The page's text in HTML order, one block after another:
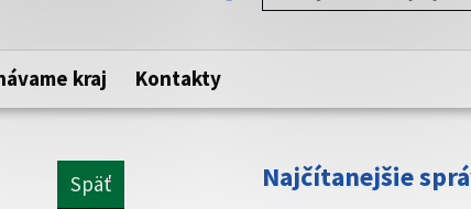
webovú stránku. Zabezpečená stránka
pred názvom domény webového sídla.
kraj Kontakty
Späť Najčítanejšie